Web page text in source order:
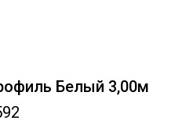
Белый 3,00м